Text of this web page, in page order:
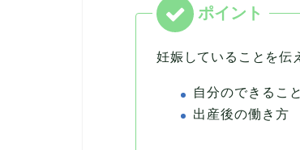
妊娠していることを伝
自分のできること
出産後の働き方